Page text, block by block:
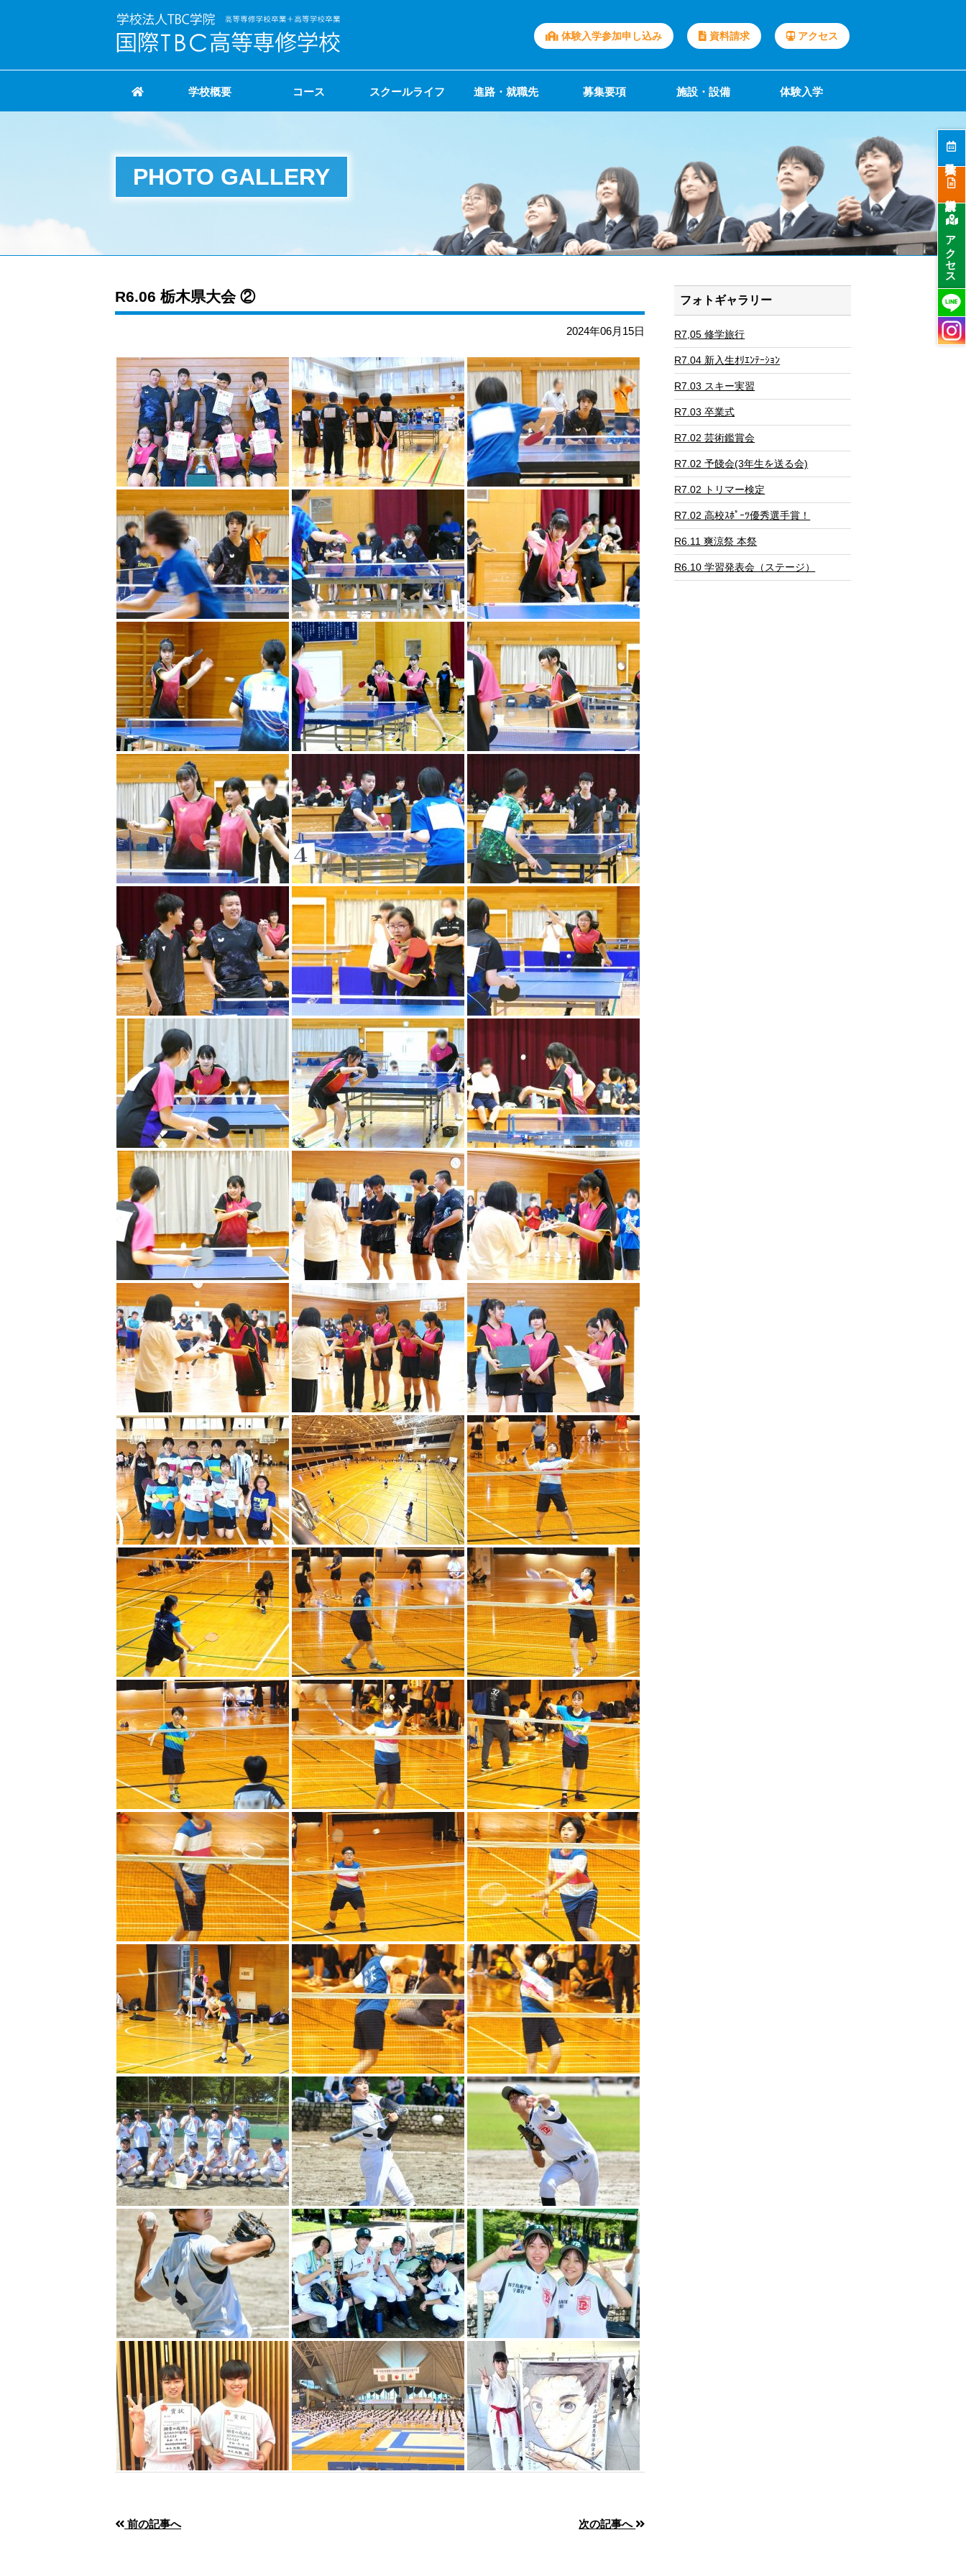
体験入学参加申し込み 資料請求 アクセス
学校概要 コース スクールライフ 進路・就職先 募集要項 施設・設備 体験入学
PHOTO GALLERY
R6.06 栃木県大会 ②
2024年06月15日
前の記事へ 次の記事へ
フォトギャラリー
R7,05 修学旅行
R7.04 新入生ｵﾘｴﾝﾃｰｼｮﾝ
R7.03 スキー実習
R7.03 卒業式
R7.02 芸術鑑賞会
R7.02 予餞会(3年生を送る会)
R7.02 トリマー検定
R7.02 高校ｽﾎﾟｰﾂ優秀選手賞！
R6.11 爽涼祭 本祭
R6.10 学習発表会（ステージ）
アクセス